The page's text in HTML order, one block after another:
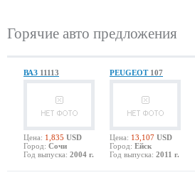
Горячие авто предложения
ВАЗ 11113
Цена: 1,835 USD
Город: Сочи
Год выпуска: 2004 г.
PEUGEOT 107
Цена: 13,107 USD
Город: Ейск
Год выпуска: 2011 г.